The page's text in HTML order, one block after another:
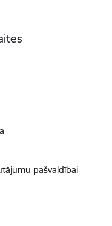
pašvaldībai